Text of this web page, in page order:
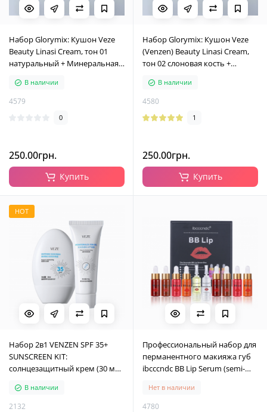
Набор Glorymix: Кушон Veze
Beauty Linasi Cream, тон 01
натуральный + Минеральная
Cool Mineral Loose Powder
В наличии
4579
0
250.00грн.
Купить
Набор Glorymix: Кушон Veze
(Venzen) Beauty Linasi Cream,
тон 02 слоновая кость +
пудра Rorec Dry Cool Mineral
Loose Powder
В наличии
4580
1
250.00грн.
Купить
HOT
Набор 2в1 VENZEN SPF 35+
SUNSCREEN KIT:
солнцезащитный крем (30 мл)
В наличии
2132
Профессиональный набор для
перманентного макияжа губ
ibcccndc BB Lip Serum (semi-
Нет в наличии
4780